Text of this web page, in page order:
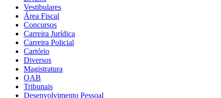
Vestibulares
Área Fiscal
Concursos
Carreira Jurídica
Carreira Policial
Cartório
Diversos
Magistratura
OAB
Tribunais
Desenvolvimento Pessoal